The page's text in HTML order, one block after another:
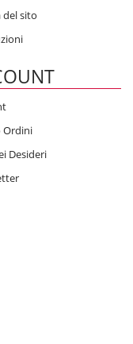
del sito
Ordini
Desideri